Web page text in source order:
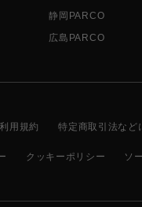
静岡PARCO
広島PARCO
用規約 特定商取引法など
クッキーポリシー ソ